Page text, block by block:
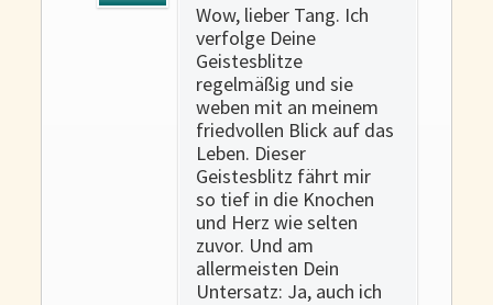
Wow, lieber Tang. Ich
verfolge Deine
Geistesblitze
regelmäßig und sie
weben mit an meinem
friedvollen Blick auf das
Leben. Dieser
Geistesblitz fährt mir
so tief in die Knochen
und Herz wie selten
zuvor. Und am
allermeisten Dein
Untersatz: Ja, auch ich